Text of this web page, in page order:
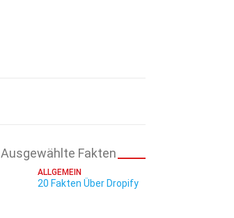
Ausgewählte Fakten
ALLGEMEIN
20 Fakten Über Dropify